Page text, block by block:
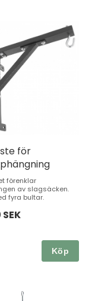
för
förenklar
av slagsäcken.
fyra bultar.
Köp